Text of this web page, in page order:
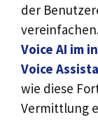
der
Voice AI im
Voice
wie diese
Vermittlung